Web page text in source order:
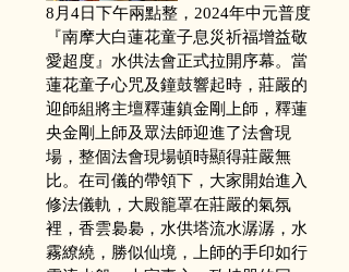
8月4日下午兩點整，2024年中元普度
『南摩大白蓮花童子息災祈福增益敬
愛超度』水供法會正式拉開序幕。當
蓮花童子心咒及鐘鼓響起時，莊嚴的
迎師組將主壇釋蓮鎮金剛上師，釋蓮
央金剛上師及眾法師迎進了法會現
場，整個法會現場頓時顯得莊嚴無
比。在司儀的帶領下，大家開始進入
修法儀軌，大殿籠罩在莊嚴的氣氛
裡，香雲裊裊，水供塔流水潺潺，水
霧繚繞，勝似仙境，上師的手印如行